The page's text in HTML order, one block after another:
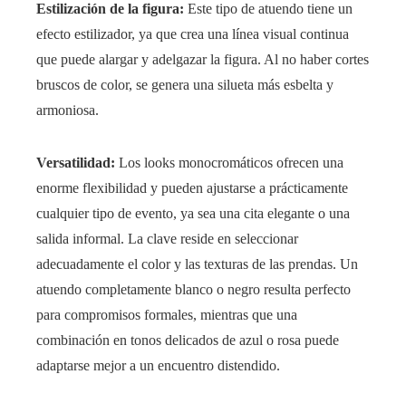
Estilización de la figura: Este tipo de atuendo tiene un
efecto estilizador, ya que crea una línea visual continua
que puede alargar y adelgazar la figura. Al no haber cortes
bruscos de color, se genera una silueta más esbelta y
armoniosa.
Versatilidad: Los looks monocromáticos ofrecen una
enorme flexibilidad y pueden ajustarse a prácticamente
cualquier tipo de evento, ya sea una cita elegante o una
salida informal. La clave reside en seleccionar
adecuadamente el color y las texturas de las prendas. Un
atuendo completamente blanco o negro resulta perfecto
para compromisos formales, mientras que una
combinación en tonos delicados de azul o rosa puede
adaptarse mejor a un encuentro distendido.